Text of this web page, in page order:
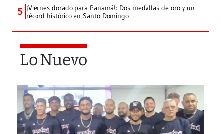
5 ¡Viernes dorado para Panamá!: Dos medallas de oro y un
récord histórico en Santo Domingo
Lo Nuevo